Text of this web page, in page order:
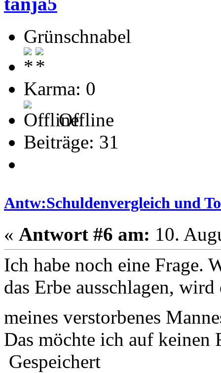
Grünschnabel
Karma: 0
Offline
Beiträge: 31
Antw:Schuldenvergleich und
« Antwort #6 am: 10.
Ich habe noch eine Frage.
das Erbe ausschlagen,
meines verstorbenes
Das möchte ich auf keinen
Gespeichert